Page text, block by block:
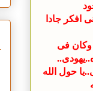
افكر جادا
وكان فى
حول الله